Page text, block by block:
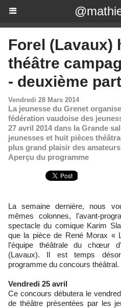
Forel (Lavaux)
théâtre
- deuxième
Vendredi 28 Mars 2014
La jeunesse du Grenet
fédération vaudoise des
27 avril 2014 dans la Grande
jeunesses et huit pièces
plus grand plaisir des
Aperçu du programme
La semaine dernière, nous vous avons dévoilé dans ces
mêmes colonnes, l’avant-
spectacle du comique Karim
que la pièce de René Morax «
l’équipe théâtrale du chœur
(Lavaux). Il est temps
programme du concours théâtral.
Vendredi 25 avril
Ce concours débutera le
de théâtre présentées par les